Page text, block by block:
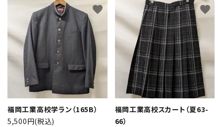
福岡工業高校学ラン（165B）
5,500円(税込)
favorite
福岡工業高校スカート（夏63-
66）
favorite